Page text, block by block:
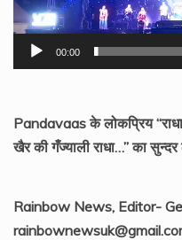
00:00
Pandavaas के लोकप्रिय
खैर की गँज्याली राधा…” का सुन्दर
Rainbow News, Editor-